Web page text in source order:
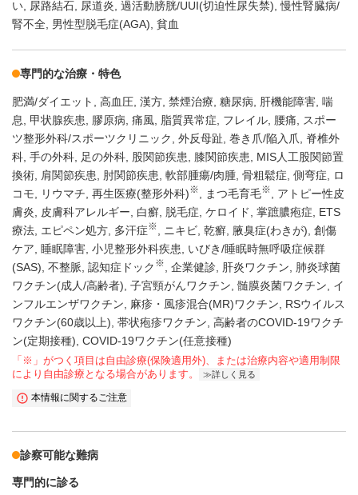
い 尿路結石 尿道炎 過活動膀胱/UUI(切迫性尿失禁) 慢性腎臓病/
腎不全 男性型脱毛症(AGA) 貧血
専門的な治療・特色
肥満/ダイエット 高血圧 漢方 禁煙治療 糖尿病 肝機能障害 喘
息
甲状腺疾患 膠原病 痛風 脂質異常症 フレイル 腰痛
スポー
ツ整形外科/スポーツクリニック
外反母趾 巻き爪/陥入爪
脊椎外
科 手の外科 足の外科 股関節疾患 膝関節疾患
MIS人工股関節置
換術
肩関節疾患 肘関節疾患 軟部腫瘍/肉腫 骨粗鬆症 側弯症
ロ
コモ
リウマチ 再生医療(整形外科)※ まつ毛育毛※
アトピー性皮
膚炎
皮膚科アレルギー 白癬 脱毛症 ケロイド 掌蹠膿疱症
ETS
療法 エピペン処方 多汗症※ ニキビ 乾癬 腋臭症(わきが) 創傷
ケア
睡眠障害 小児整形外科疾患
いびき/睡眠時無呼吸症候群
(SAS) 不整脈 認知症ドック ※ 企業健診 肝炎ワクチン
肺炎球菌
ワクチン(成人/高齢者) 子宮頸がんワクチン 髄膜炎菌ワクチン
イ
ンフルエンザワクチン
麻疹・風疹混合(MR)ワクチン
RSウイルス
ワクチン(60歳以上) 帯状疱疹ワクチン 高齢者のCOVID-19ワクチ
ン(定期接種) COVID-19ワクチン(任意接種)
「※」がつく項目は自由診療(保険適用外)、または治療内容や適用制限
により自由診療となる場合があります。
詳しく見る
本情報に関するご注意
診察可能な難病
専門的に診る